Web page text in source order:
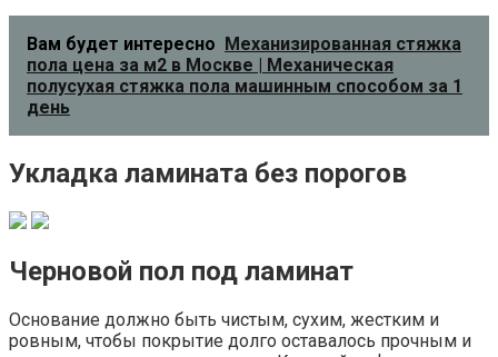
Вам будет интересно
Механизированная стяжка
пола цена за м2 в Москве | Механическая
полусухая стяжка пола машинным способом за 1
день
Укладка ламината без порогов
Черновой пол под ламинат
Основание должно быть чистым, сухим, жестким и
ровным, чтобы покрытие долго оставалось прочным и